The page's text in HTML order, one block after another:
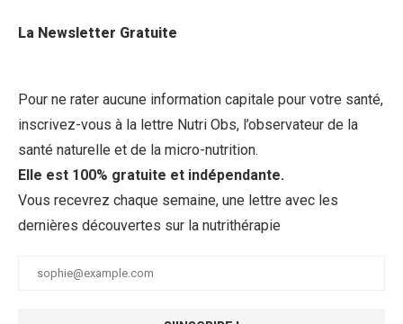
La Newsletter Gratuite
Pour ne rater aucune information capitale pour votre santé,
inscrivez-vous à la lettre Nutri Obs, l’observateur de la
santé naturelle et de la micro-nutrition.
Elle est 100% gratuite et indépendante.
Vous recevrez chaque semaine, une lettre avec les
dernières découvertes sur la nutrithérapie